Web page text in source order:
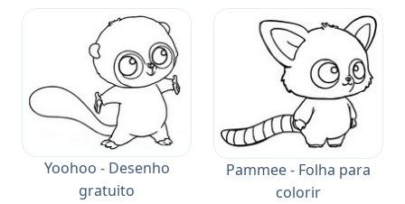
Yoohoo - Desenho
gratuito
Pammee - Folha para
colorir